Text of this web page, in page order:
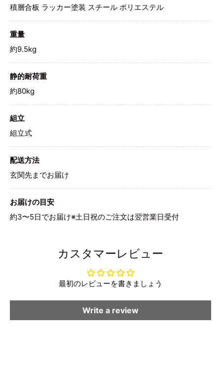
積層合板 ラッカー塗装 スチール ポリエステル
重量
約9.5kg
静的耐荷重
約80kg
組立
組立式
配送方法
玄関先までお届け
お届けの目安
約3〜5日でお届け※土日祝のご注文は翌営業日受付
カスタマーレビュー
最初のレビューを書きましょう
Write a review